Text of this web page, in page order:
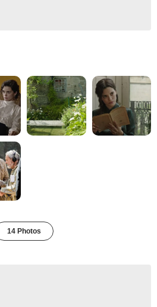
14 Photos